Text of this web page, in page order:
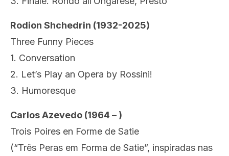
Rodion Shchedrin (1932-2025)
Three Funny Pieces
1. Conversation
2. Let’s Play an Opera by Rossini!
3. Humoresque
Carlos Azevedo (1964 – )
Trois Poires en Forme de Satie
(“Três Peras em Forma de Satie”, inspiradas nas